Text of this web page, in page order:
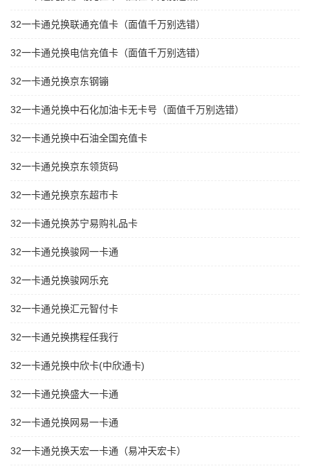
32一卡通兑换联通充值卡（面值千万别选错）
32一卡通兑换电信充值卡（面值千万别选错）
32一卡通兑换京东钢镚
32一卡通兑换中石化加油卡无卡号（面值千万别选错）
32一卡通兑换中石油全国充值卡
32一卡通兑换京东领货码
32一卡通兑换京东超市卡
32一卡通兑换苏宁易购礼品卡
32一卡通兑换骏网一卡通
32一卡通兑换骏网乐充
32一卡通兑换汇元智付卡
32一卡通兑换携程任我行
32一卡通兑换中欣卡(中欣通卡)
32一卡通兑换盛大一卡通
32一卡通兑换网易一卡通
32一卡通兑换天宏一卡通（易冲天宏卡）